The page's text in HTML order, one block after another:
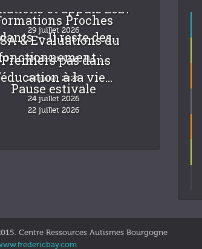
et appuis 2027
29 juillet 2026
Proches
– Il reste des...
24 juillet 2026
& Evaluations du
:...
24 juillet 2026
pas dans
à la vie...
24 juillet 2026
Pause estivale
22 juillet 2026
Centre Ressources Autismes Bourgogne